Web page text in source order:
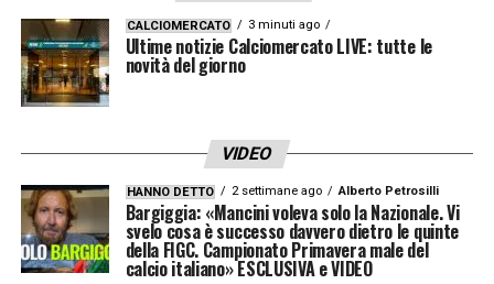
CALCIOMERCATO 3 minuti ago
Ultime notizie Calciomercato LIVE: tutte le
novità del giorno
VIDEO
HANNO DETTO 2 settimane ago Alberto Petrosilli
Bargiggia: «Mancini voleva solo la Nazionale. Vi
svelo cosa è successo davvero dietro le quinte
della FIGC. Campionato Primavera male del
calcio italiano» ESCLUSIVA e VIDEO